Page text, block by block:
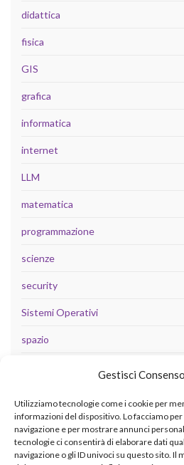
Gestisci
Utilizziamo tecnologie come i cookie per
informazioni del dispositivo. Lo facciamo
navigazione e per mostrare annunci
tecnologie ci consentirà di elaborare dati
navigazione o gli ID univoci su questo sito. Il
didattica
fisica
GIS
grafica
informatica
internet
LLM
matematica
programmazione
scienze
security
Sistemi Operativi
spazio
META